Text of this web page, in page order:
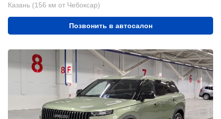
Казань (156 км от Чебоксар)
Позвонить в автосалон